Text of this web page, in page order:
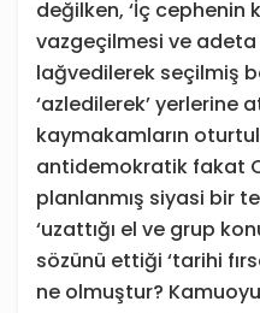
değilken, ‘İç cephenin
vazgeçilmesi ve
lağvedilerek seçilmiş
‘azledilerek’ yerlerine
kaymakamların
antidemokratik fakat
planlanmış siyasi bir
‘uzattığı el ve grup
sözünü ettiği ‘tarihi
ne olmuştur?